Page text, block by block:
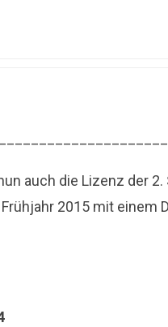
auch die Lizenz der
2015 mit einem